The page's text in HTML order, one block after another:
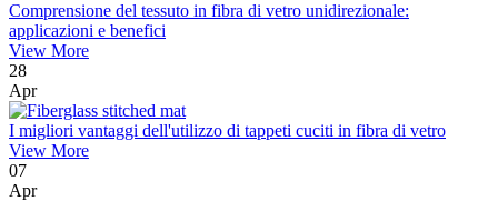
Comprensione del tessuto in fibra di vetro unidirezionale:
applicazioni e benefici
View More
28
Apr
I migliori vantaggi dell'utilizzo di tappeti cuciti in fibra di vetro
View More
07
Apr